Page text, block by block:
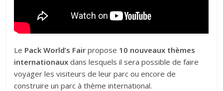
Le Pack World’s Fair propose 10 nouveaux thèmes
internationaux dans lesquels il sera possible de faire
voyager les visiteurs de leur parc ou encore de
construire un parc à thème international.